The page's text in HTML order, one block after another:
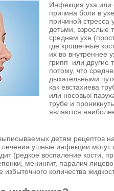
Инфекция уха или
причина боли в
причиной стресса
детьми, взрослые
среднем ухе
где крошечные
их во внутреннее
грипп или другие
потому, что
дыхательными
как евстахиева
или носовых
трубе и
являются
детям рецептов
ушные инфекции могут
(редкое воспаление кости,
менингит, паралич
количества